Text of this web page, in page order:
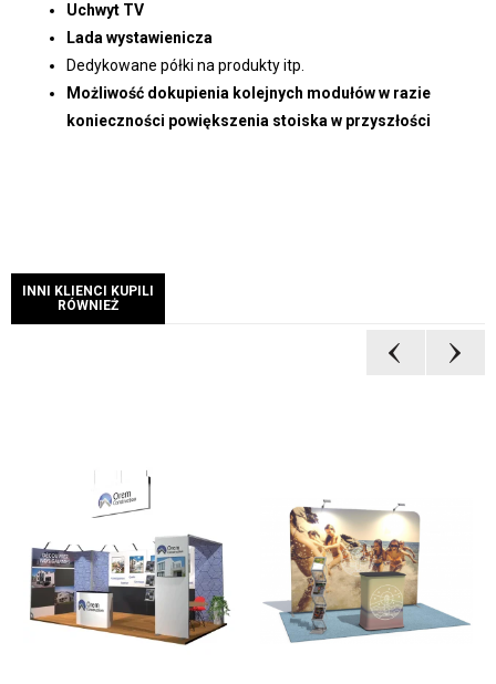
Uchwyt TV
Lada wystawienicza
Dedykowane półki na produkty itp.
Możliwość dokupienia kolejnych modułów w razie
konieczności powiększenia stoiska w przyszłości
INNI KLIENCI KUPILI
RÓWNIEŻ